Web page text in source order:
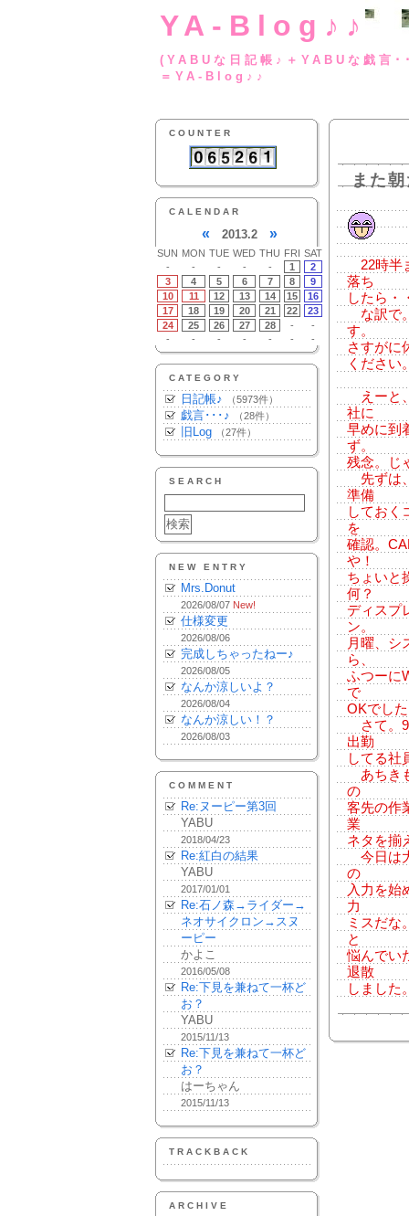
YA-Blog♪♪
(YABUな日記帳♪
＝YA-Blog♪♪
COUNTER
CALENDAR
« 2013.2 »
SUN MON TUE WED THU FRI SAT
-
- - - - 1
2
3
4 5 6 7 8
9
10
11 12 13 14 15
16
17
18 19 20 21 22
23
24
25 26 27 28 -
-
-
- - - - - -
CATEGORY
日記帳♪ （5973件）
戯言･･･♪ （28件）
旧Log （27件）
SEARCH
NEW ENTRY
Mrs.Donut
2026/08/07 New!
仕様変更
2026/08/06
完成しちゃったねー♪
2026/08/05
なんか涼しいよ？
2026/08/04
なんか涼しい！？
2026/08/03
COMMENT
Re:ヌーピー第3回
YABU
2018/04/23
Re:紅白の結果
YABU
2017/01/01
Re:石ノ森→ライダー→
ネオサイクロン→スヌ
ーピー
かよこ
2016/05/08
Re:下見を兼ねて一杯ど
お？
YABU
2015/11/13
Re:下見を兼ねて一杯ど
お？
はーちゃん
2015/11/13
TRACKBACK
ARCHIVE
また
22時半
落ち
したら・
な訳で
す。
さすがに
ください
えーと
社に
早めに到
ず。
残念。じ
先ずは
準備
しておく
を
確認。
や！
ちょいと
何？
ディスプ
ン。
月曜、シ
ら、
ふつーに
で
OKでし
さて。9
出勤
してる社
あちき
の
客先の作
業
ネタを揃
今日は
の
入力を始
力
ミスだな
と
悩んでい
退散
しました